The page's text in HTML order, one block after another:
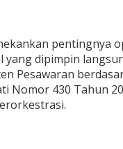
pentingnya
dipimpin
Pesawaran
Nomor 430 Tahun